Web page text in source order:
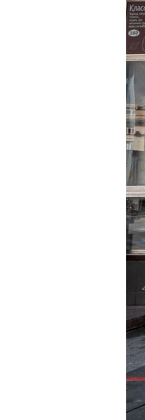
КРЫМ.НЕПОКОРЕННЫЙ
УКРАИНСКАЯ